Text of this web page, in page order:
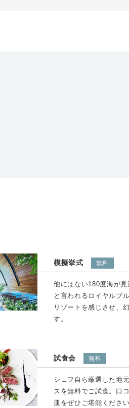
模擬挙式 無料
他にはない180度海が
と言われるロイヤルブ
リゾートを感じさせ、
す。
試食会 無料
シェフ自ら厳選した地
スを無料でご試食。口
皿をぜひご堪能くださ